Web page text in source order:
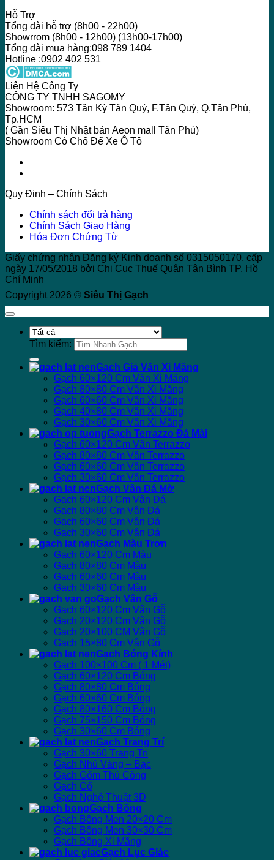
Hỗ Trợ
Tổng đài hỗ trợ (8h00 - 22h00)
Showrrom (8h00 - 12h00) (13h00-17h00)
Tổng đài mua hàng:098 789 1404
Hotline :0902 402 531
Liên Hệ Công Ty
CÔNG TY TNHH SAGOMY
Showroom: 573 Tân Kỳ Tân Quý, F.Tân Quý, Q.Tân Phú,
Tp.HCM
( Gần Siêu Thị Nhật bản Aeon mall Tân Phú)
Showroom Có Chổ Để Xe Ô Tô
Quy Định – Chính Sách
Chính sách đổi trả hàng
Chính Sách Giao Hàng
Hóa Đơn Chứng Từ
Giấy chứng nhận Đăng ký Kinh doanh số 0315050170, cấp
ngày 17/05/2018 bởi Chi Cục Thuế Quận Tân Bình TP. Hồ
Chí Minh
Copyright 2026 © Siêu Thị Gạch
Tìm kiếm:
Gạch Giả Vân Xi Măng
Gạch 60×120 Cm Vân Xi Măng
Gạch 80×80 Cm Vân Xi Măng
Gạch 60×60 Cm Vân Xi Măng
Gạch 40×80 Cm Vân Xi Măng
Gạch 30×60 Cm Vân Xi Măng
Gạch Terrazzo Đá Mài
Gạch 60×120 Cm Vân Terrazzo
Gạch 80×80 Cm Vân Terrazzo
Gạch 60×60 Cm Vân Terrazzo
Gạch 30×60 Cm Vân Terrazzo
Gạch Vân Đá Mờ
Gạch 60×120 Cm Vân Đá
Gạch 80×80 Cm Vân Đá
Gạch 60×60 Cm Vân Đá
Gạch 30×60 Cm Vân Đá
Gạch Màu Trơn
Gạch 60×120 Cm Màu
Gạch 80×80 Cm Màu
Gạch 60×60 Cm Màu
Gạch 30×60 Cm Màu
Gạch Vân Gỗ
Gạch 60×120 Cm Vân Gỗ
Gạch 20×120 Cm Vân Gỗ
Gạch 20×100 CM Vân Gỗ
Gạch 15×80 Cm Vân Gỗ
Gạch Bóng Kính
Gạch 100×100 Cm ( 1 Mét)
Gạch 60×120 Cm Bóng
Gạch 80×80 Cm Bóng
Gạch 60×60 Cm Bóng
Gạch 80×160 Cm Bóng
Gạch 75×150 Cm Bóng
Gạch 30×60 Cm Bóng
Gạch Trang Trí
Gạch 30×60 Trang Trí
Gạch Nhủ Vàng – Bạc
Gạch Gốm Thủ Công
Gạch Cổ
Gạch Nghệ Thuật 3D
Gạch Bông
Gạch Bông Men 20×20 Cm
Gạch Bông Men 30×30 Cm
Gạch Bông Xi Măng
Gạch Lục Giác